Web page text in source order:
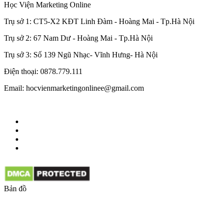
Học Viện Marketing Online
Trụ sở 1: CT5-X2 KĐT Linh Đàm - Hoàng Mai - Tp.Hà Nội
Trụ sở 2: 67 Nam Dư - Hoàng Mai - Tp.Hà Nội
Trụ sở 3: Số 139 Ngũ Nhạc- Vĩnh Hưng- Hà Nội
Điện thoại: 0878.779.111
Email: hocvienmarketingonlinee@gmail.com
Bản đồ